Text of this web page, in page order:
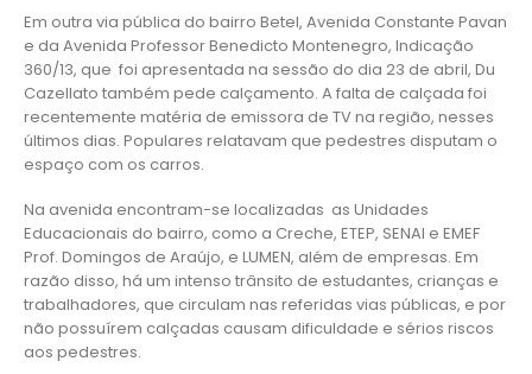
Em outra via pública do bairro Betel, Avenida Constante Pavan
e da Avenida Professor Benedicto Montenegro, Indicação
360/13, que foi apresentada na sessão do dia 23 de abril, Du
Cazellato também pede calçamento. A falta de calçada foi
recentemente matéria de emissora de TV na região, nesses
últimos dias. Populares relatavam que pedestres disputam o
espaço com os carros.
Na avenida encontram-se localizadas as Unidades
Educacionais do bairro, como a Creche, ETEP, SENAI e EMEF
Prof. Domingos de Araújo, e LUMEN, além de empresas. Em
razão disso, há um intenso trânsito de estudantes, crianças e
trabalhadores, que circulam nas referidas vias públicas, e por
não possuírem calçadas causam dificuldade e sérios riscos
aos pedestres.